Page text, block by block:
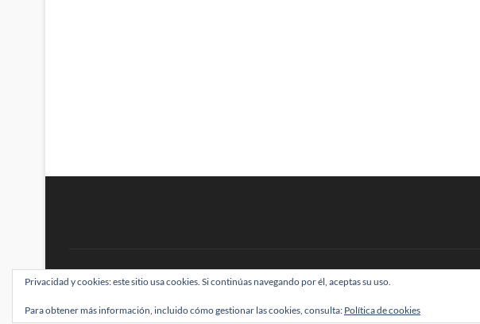
BRAINSTOMPING| Diseñado por:Theme Freesia|WordPress| © Todos los derechos reservados
Privacidad y cookies: este sitio usa cookies. Si continúas navegando por él, aceptas su uso.
Para obtener más información, incluido cómo gestionar las cookies, consulta: Política de cookies